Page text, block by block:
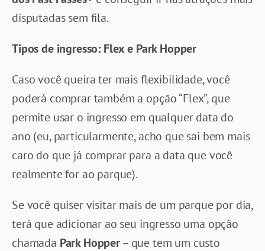
disputadas sem fila.
Tipos de ingresso: Flex e Park Hopper
Caso você queira ter mais flexibilidade, você
poderá comprar também a opção “Flex”, que
permite usar o ingresso em qualquer data do
ano (eu, particularmente, acho que sai bem mais
caro do que já comprar para a data que você
realmente for ao parque).
Se você quiser visitar mais de um parque por dia,
terá que adicionar ao seu ingresso uma opção
chamada Park Hopper– que tem um custo